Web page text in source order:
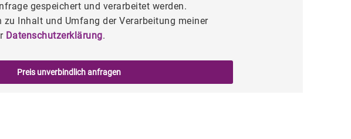
gespeichert und verarbeitet werden.
Inhalt und Umfang der Verarbeitung meiner
Datenschutzerklärung.
Preis unverbindlich anfragen